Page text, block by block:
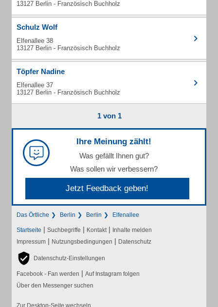
13127 Berlin - Französisch Buchholz
Schulz Wolf
Elfenallee 38
13127 Berlin - Französisch Buchholz
Töpfer Nadine
Elfenallee 37
13127 Berlin - Französisch Buchholz
1 von 1
Ihre Meinung zählt!
Was gefällt Ihnen gut?
Was sollen wir verbessern?
Jetzt Feedback geben!
Das Örtliche Berlin Berlin Elfenallee
Startseite | Suchbegriffe | Kontakt | Inhalte melden
Impressum | Nutzungsbedingungen | Datenschutz
Datenschutz-Einstellungen
Facebook - Fan werden | Auf Instagram folgen
Über den Messenger suchen
Zur Desktop-Seite wechseln